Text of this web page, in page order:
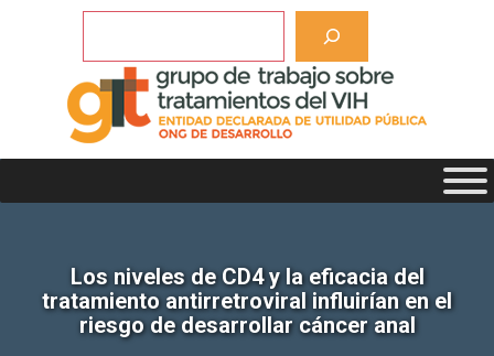
Los niveles de CD4 y la eficacia del
tratamiento antirretroviral influirían en el
riesgo de desarrollar cáncer anal